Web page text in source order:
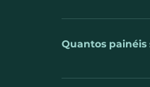
A energia solar
armazenada,
Quantos painéis
O cálculo é feito